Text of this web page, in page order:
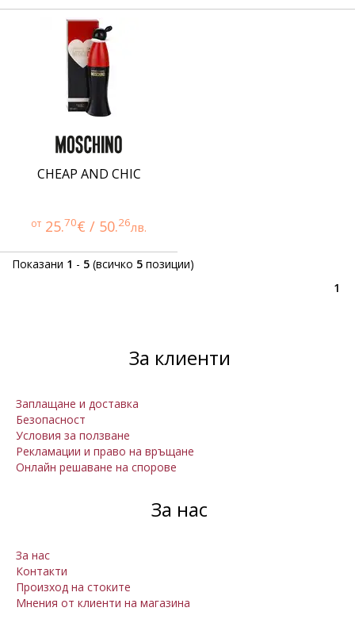
CHEAP AND CHIC
от 25.70€ / 50.26лв.
Показани 1 - 5 (всичко 5 позиции)
1
За клиенти
Заплащане и доставка
Безопасност
Условия за ползване
Рекламации и право на връщане
Онлайн решаване на спорове
За нас
За нас
Контакти
Произход на стоките
Мнения от клиенти на магазина